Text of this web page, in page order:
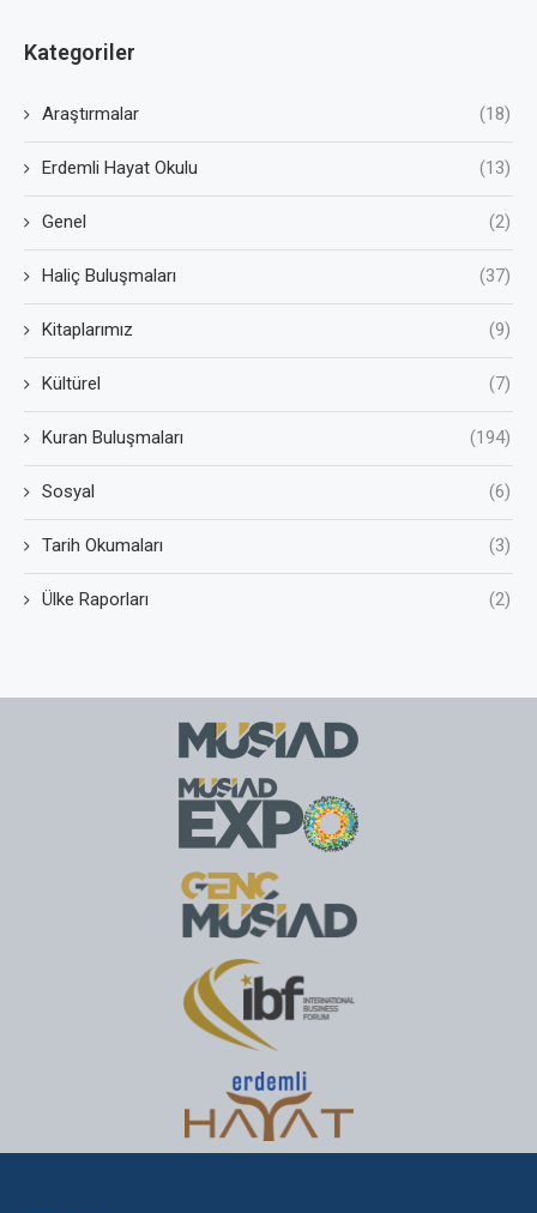
Kategoriler
Araştırmalar (18)
Erdemli Hayat Okulu (13)
Genel (2)
Haliç Buluşmaları (37)
Kitaplarımız (9)
Kültürel (7)
Kuran Buluşmaları (194)
Sosyal (6)
Tarih Okumaları (3)
Ülke Raporları (2)